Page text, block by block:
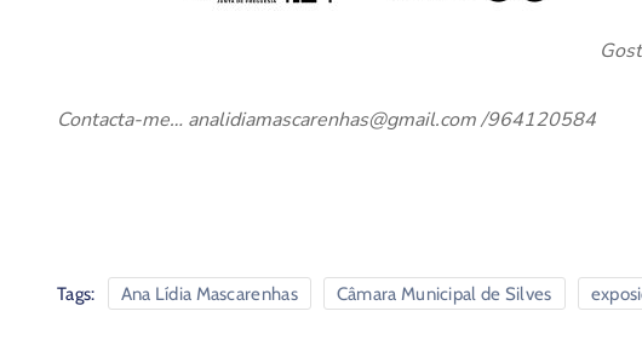
Contacta-me… analidiamascarenhas@gmail.com /964120584
Tags: Ana Lídia Mascarenhas Câmara Municipal de Silves